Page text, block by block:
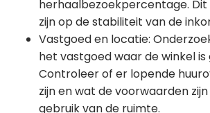
herhaalbezoekpercentage. Dit
zijn op de stabiliteit van de
Vastgoed en locatie:
het vastgoed waar de winkel is
Controleer of er lopende
zijn en wat de voorwaarden
gebruik van de ruimte.